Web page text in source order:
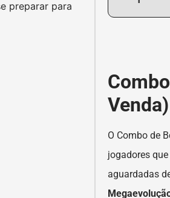
preparar para
Venda)
O Combo de
jogadores
aguardadas